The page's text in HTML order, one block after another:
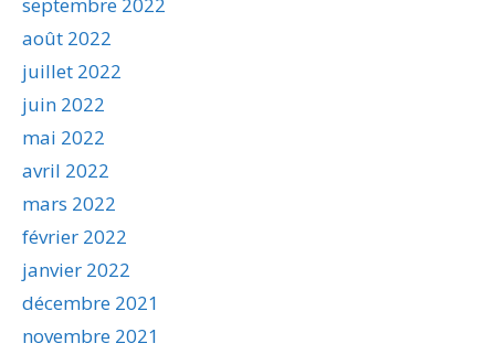
août 2022
juillet 2022
juin 2022
mai 2022
avril 2022
mars 2022
février 2022
janvier 2022
décembre 2021
novembre 2021